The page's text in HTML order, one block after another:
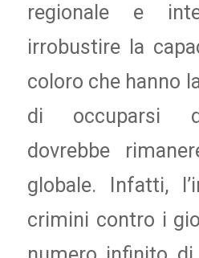
regionale e
irrobustire la
coloro che hanno
di occuparsi
dovrebbe
globale. Infatti,
crimini contro i